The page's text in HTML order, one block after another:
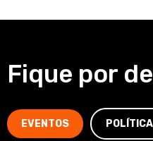
Fique por
EVENTOS POLÍTICA